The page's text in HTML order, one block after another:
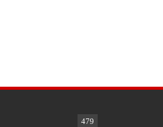
479